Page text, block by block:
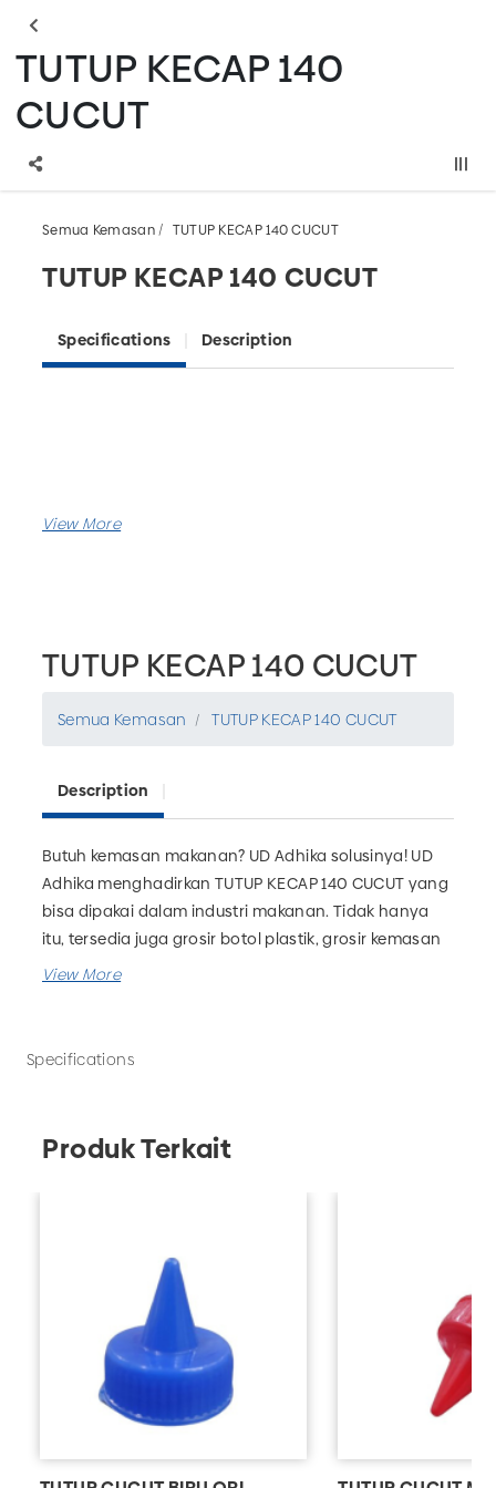
TUTUP KECAP 140
CUCUT
Semua Kemasan TUTUP KECAP 140 CUCUT
TUTUP KECAP 140 CUCUT
Specifications Description
TUTUP KECAP 140 CUCUT
Semua Kemasan TUTUP KECAP 140 CUCUT
Description
Butuh kemasan makanan? UD Adhika solusinya! UD
Adhika menghadirkan TUTUP KECAP 140 CUCUT yang
bisa dipakai dalam industri makanan. Tidak hanya
itu, tersedia juga grosir botol plastik, grosir kemasan
farmasi, grosir kemasan rumah tangga dan masih
Specifications
Produk Terkait